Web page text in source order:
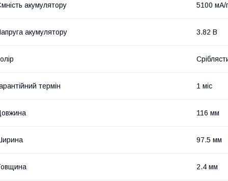
акумулятору 5100 мА/
акумулятору 3.82 В
термін 1 міс
116 мм
97.5 мм
2.4 мм